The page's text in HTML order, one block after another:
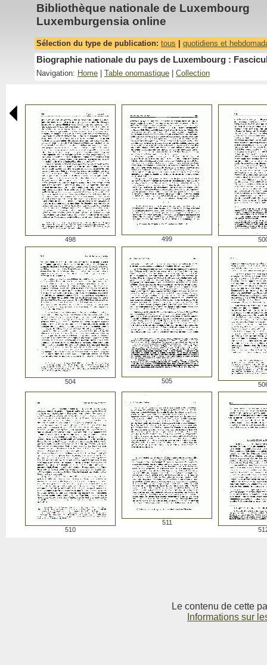
Bibliothèque nationale de Luxembourg
Luxemburgensia online
Sélection du type de publication: tous quotidiens et
Biographie nationale du pays de Luxembourg :
Navigation: Home Table onomastique Collection
498 499
504 505
510
511
Le contenu de cette
Informations sur